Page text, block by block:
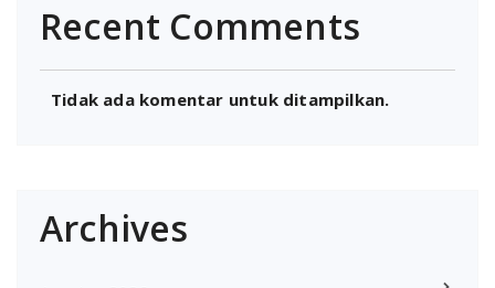
Recent Comments
Tidak ada komentar untuk ditampilkan.
Archives